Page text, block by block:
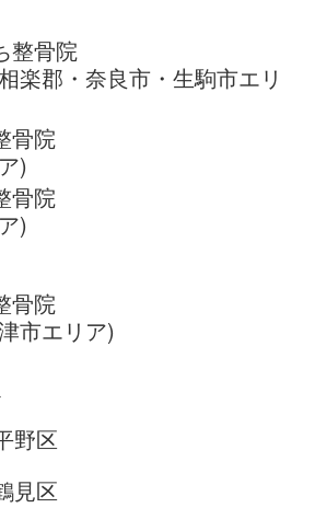
整骨院
楽郡・奈良市・生駒市エリ
骨院
)
骨院
)
骨院
市エリア)
野区
見区